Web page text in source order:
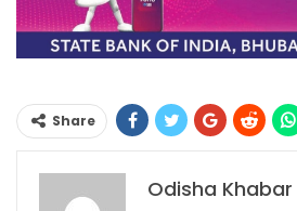
Share
Odisha Khabar